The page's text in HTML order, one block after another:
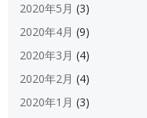
2020年5月 (3)
2020年4月 (9)
2020年3月 (4)
2020年2月 (4)
2020年1月 (3)